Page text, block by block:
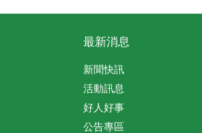
最新消息
新聞快訊
活動訊息
好人好事
公告專區